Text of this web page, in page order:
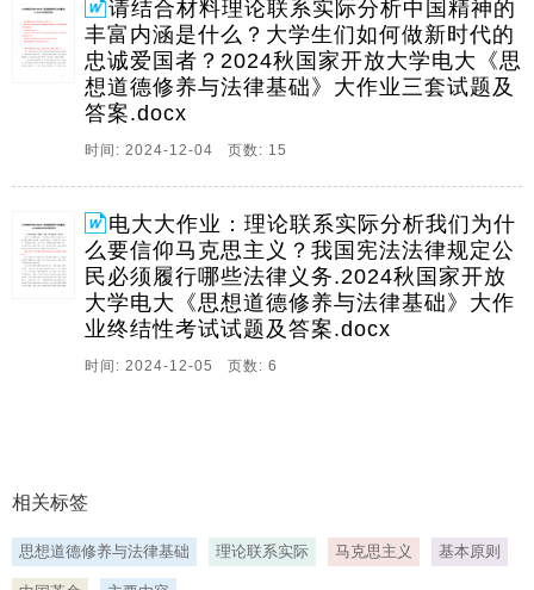
请结合材料理论联系实际分析中国精神的
丰富内涵是什么？大学生们如何做新时代的
忠诚爱国者？2024秋国家开放大学电大《思
想道德修养与法律基础》大作业三套试题及
答案.docx
时间: 2024-12-04 页数: 15
电大大作业：理论联系实际分析我们为什
么要信仰马克思主义？我国宪法法律规定公
民必须履行哪些法律义务.2024秋国家开放
大学电大《思想道德修养与法律基础》大作
业终结性考试试题及答案.docx
时间: 2024-12-05 页数: 6
相关标签
思想道德修养与法律基础 理论联系实际 马克思主义 基本原则